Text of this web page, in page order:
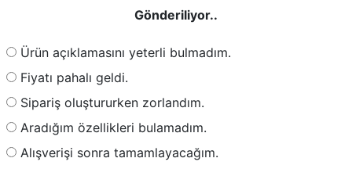
Gönderiliyor..
Ürün açıklamasını yeterli bulmadım.
Fiyatı pahalı geldi.
Sipariş oluştururken zorlandım.
Aradığım özellikleri bulamadım.
Alışverişi sonra tamamlayacağım.